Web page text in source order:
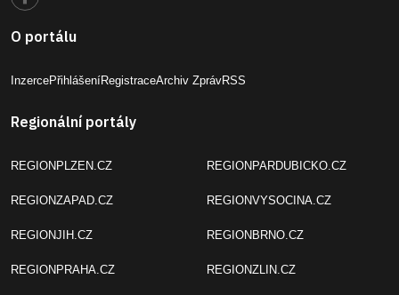
O portálu
InzercePřihlášeníRegistraceArchiv ZprávRSS
Regionální portály
REGIONPLZEN.CZ
REGIONZAPAD.CZ
REGIONJIH.CZ
REGIONPRAHA.CZ
REGIONPARDUBICKO.CZ
REGIONVYSOCINA.CZ
REGIONBRNO.CZ
REGIONZLIN.CZ